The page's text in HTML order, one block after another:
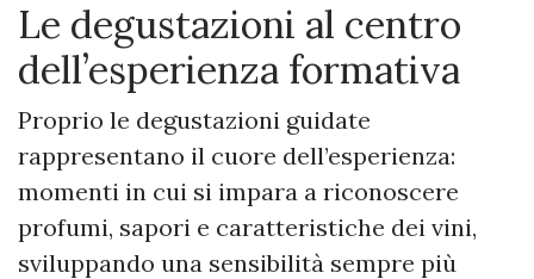
Le degustazioni al centro
dell’esperienza formativa
Proprio le degustazioni guidate
rappresentano il cuore dell’esperienza:
momenti in cui si impara a riconoscere
profumi, sapori e caratteristiche dei vini,
sviluppando una sensibilità sempre più